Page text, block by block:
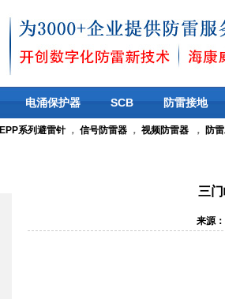
电涌保护器 SCB 防雷接地
EPP系列避雷针， 信号防雷器 ， 视频防雷器 ， 防
三
来源